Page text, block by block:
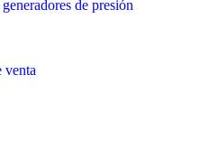
de presión
venta